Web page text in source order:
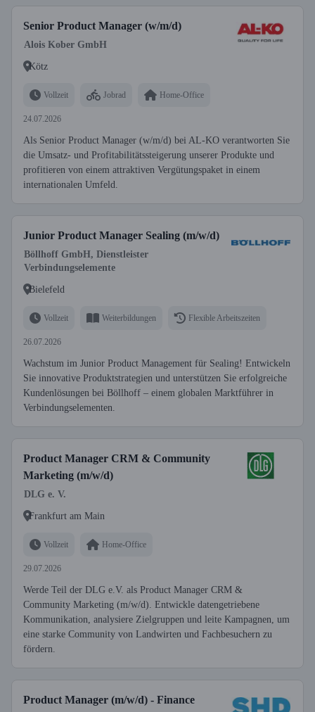
Senior Product Manager (w/m/d)
Alois Kober GmbH
Kötz
Vollzeit Jobrad Home-Office
24.07.2026
Als Senior Product Manager (w/m/d) bei AL-KO verantworten Sie
die Umsatz- und Profitabilitätssteigerung unserer Produkte und
profitieren von einem attraktiven Vergütungspaket in einem
internationalen Umfeld.
Junior Product Manager Sealing (m/w/d)
Böllhoff GmbH, Dienstleister
Verbindungselemente
Bielefeld
Vollzeit Weiterbildungen Flexible Arbeitszeiten
26.07.2026
Wachstum im Junior Product Management für Sealing! Entwickeln
Sie innovative Produktstrategien und unterstützen Sie erfolgreiche
Kundenlösungen bei Böllhoff – einem globalen Marktführer in
Verbindungselementen.
Product Manager CRM & Community
Marketing (m/w/d)
DLG e. V.
Frankfurt am Main
Vollzeit Home-Office
29.07.2026
Werde Teil der DLG e.V. als Product Manager CRM &
Community Marketing (m/w/d). Entwickle datengetriebene
Kommunikation, analysiere Zielgruppen und leite Kampagnen, um
eine starke Community von Landwirten und Fachbesuchern zu
fördern.
Product Manager (m/w/d) - Finance